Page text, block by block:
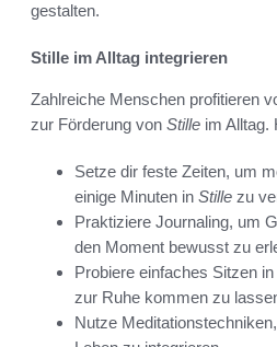
gestalten.
Stille im Alltag integrieren
Zahlreiche Menschen profitieren
zur Förderung von Stille im Alltag.
Setze dir feste Zeiten, um
einige Minuten in Stille zu
Praktiziere Journaling, um
den Moment bewusst zu
Probiere einfaches Sitzen in
zur Ruhe kommen zu
Nutze